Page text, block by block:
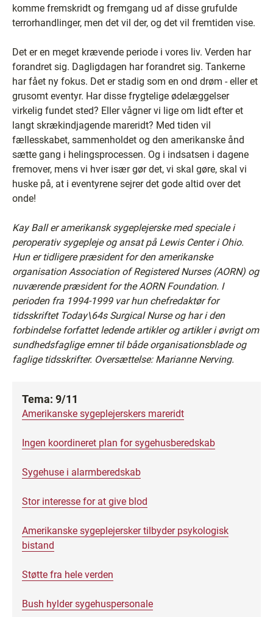
komme fremskridt og fremgang ud af disse grufulde
terrorhandlinger, men det vil der, og det vil fremtiden vise.
Det er en meget krævende periode i vores liv. Verden har
forandret sig. Dagligdagen har forandret sig. Tankerne
har fået ny fokus. Det er stadig som en ond drøm - eller et
grusomt eventyr. Har disse frygtelige ødelæggelser
virkelig fundet sted? Eller vågner vi lige om lidt efter et
langt skrækindjagende mareridt? Med tiden vil
fællesskabet, sammenholdet og den amerikanske ånd
sætte gang i helingsprocessen. Og i indsatsen i dagene
fremover, mens vi hver især gør det, vi skal gøre, skal vi
huske på, at i eventyrene sejrer det gode altid over det
onde!
Kay Ball er amerikansk sygeplejerske med speciale i
peroperativ sygepleje og ansat på Lewis Center i Ohio.
Hun er tidligere præsident for den amerikanske
organisation Association of Registered Nurses (AORN) og
nuværende præsident for the AORN Foundation. I
perioden fra 1994-1999 var hun chefredaktør for
tidsskriftet Today\64s Surgical Nurse og har i den
forbindelse forfattet ledende artikler og artikler i øvrigt om
sundhedsfaglige emner til både organisationsblade og
faglige tidsskrifter. Oversættelse: Marianne Nerving.
Tema: 9/11
Amerikanske sygeplejerskers mareridt
Ingen koordineret plan for sygehusberedskab
Sygehuse i alarmberedskab
Stor interesse for at give blod
Amerikanske sygeplejersker tilbyder psykologisk
bistand
Støtte fra hele verden
Bush hylder sygehuspersonale